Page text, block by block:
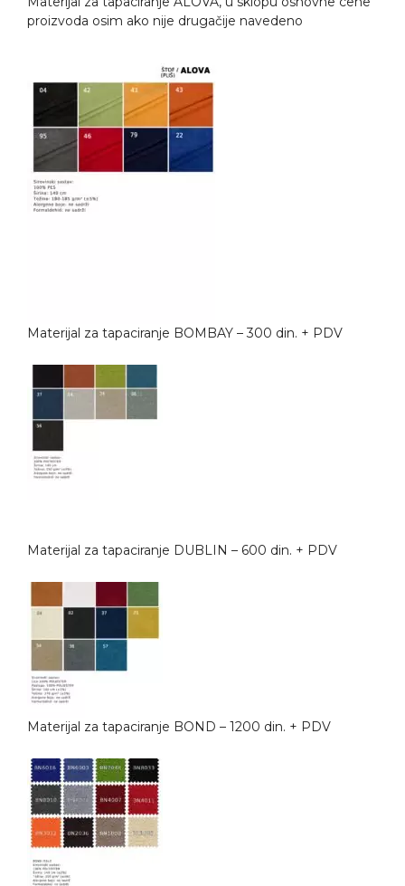
proizvoda osim ako nije drugačije navedeno
Materijal za tapaciranje BOMBAY – 300 din. + PDV
Materijal za tapaciranje DUBLIN – 600 din. + PDV
Materijal za tapaciranje BOND – 1200 din. + PDV